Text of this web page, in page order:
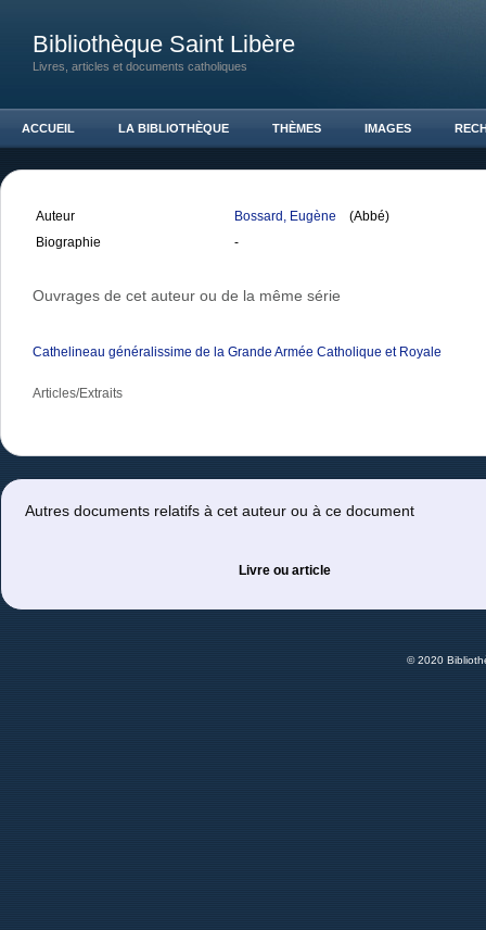
Bibliothèque Saint Libère
Livres, articles et documents catholiques
ACCUEIL LA BIBLIOTHÈQUE THÈMES IMAGES
Auteur Bossard, Eugène
(Abbé)
Biographie
-
Ouvrages de cet auteur ou de la même série
Cathelineau généralissime de la Grande Armée Catholique et Royale
Articles/Extraits
Autres documents relatifs à cet auteur ou à ce document
Livre ou article
© 2020